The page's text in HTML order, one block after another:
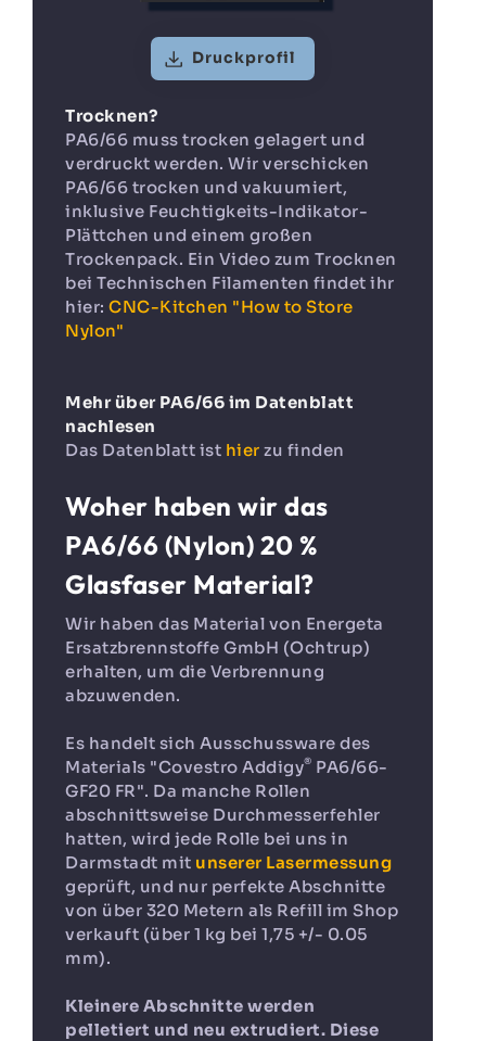
Druckprofil
Trocknen?
PA6/66 muss trocken gelagert und
verdruckt werden. Wir verschicken
PA6/66 trocken und vakuumiert,
inklusive Feuchtigkeits-Indikator-
Plättchen und einem großen
Trockenpack. Ein Video zum Trocknen
bei Technischen Filamenten findet ihr
hier: CNC-Kitchen "How to Store
Nylon"
Mehr über PA6/66 im Datenblatt
nachlesen
Das Datenblatt ist hier zu finden
Woher haben wir das
PA6/66 (Nylon) 20 %
Glasfaser Material?
Wir haben das Material von Energeta
Ersatzbrennstoffe GmbH (Ochtrup)
erhalten, um die Verbrennung
abzuwenden.
Es handelt sich Ausschussware des
Materials "Covestro Addigy® PA6/66-
GF20 FR". Da manche Rollen
abschnittsweise Durchmesserfehler
hatten, wird jede Rolle bei uns in
Darmstadt mit unserer Lasermessung
geprüft, und nur perfekte Abschnitte
von über 320 Metern als Refill im Shop
verkauft (über 1 kg bei 1,75 +/- 0.05
mm).
Kleinere Abschnitte werden
pelletiert und neu extrudiert. Diese